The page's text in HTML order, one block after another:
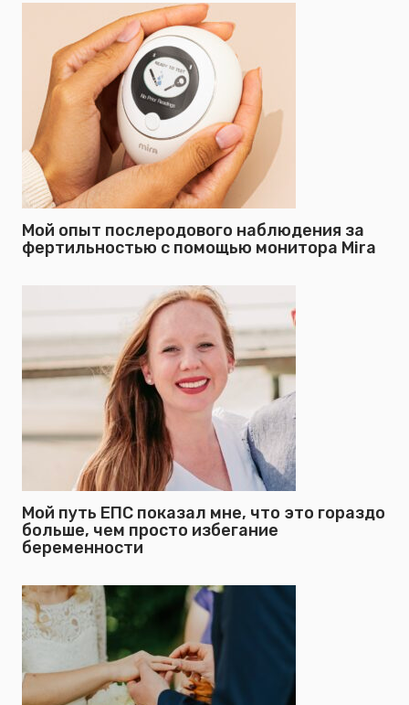
Мой опыт послеродового наблюдения за
фертильностью с помощью монитора Mira
Мой путь ЕПС показал мне, что это гораздо
больше, чем просто избегание
беременности